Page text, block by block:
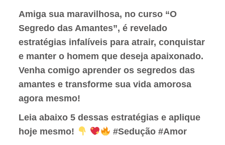
Amiga sua maravilhosa, no curso “O
Segredo das Amantes”, é revelado
estratégias infalíveis para atrair, conquistar
e manter o homem que deseja apaixonado.
Venha comigo aprender os segredos das
amantes e transforme sua vida amorosa
agora mesmo!
Leia abaixo 5 dessas estratégias e aplique
hoje mesmo!
#Sedução #Amor